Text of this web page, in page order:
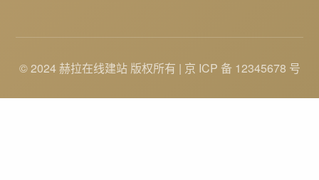
© 2024 赫拉在线建站 版权所有 | 京 ICP 备 12345678 号